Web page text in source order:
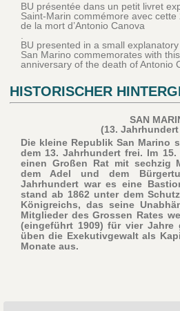
BU présentée dans un petit livret
Saint-Marin commémore avec
de la mort d’Antonio Canova
.
BU presented in a small
San Marino commemorates with
anniversary of the death of Antonio
HISTORISCHER
SAN
(13.
Die kleine Republik San Marino
dem 13. Jahrhundert frei. Im
einen Großen Rat mit sechzig
dem Adel und dem
Jahrhundert war es eine
stand ab 1862 unter dem
Königreichs, das seine
Mitglieder des Grossen Rates
(eingeführt 1909) für vier Jahre
üben die Exekutivgewalt als
Monate aus.